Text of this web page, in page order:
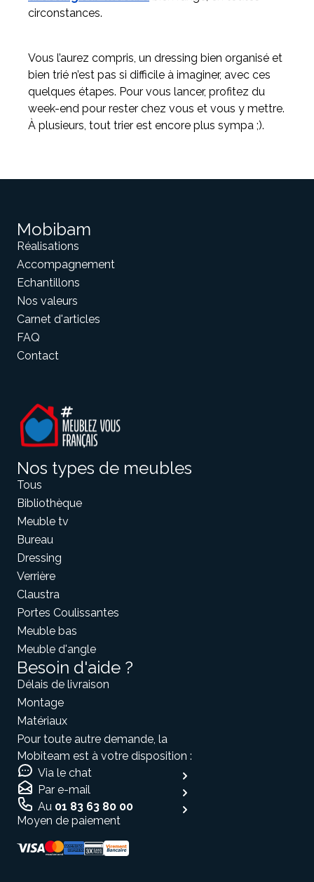
circonstances.
Vous l’aurez compris, un dressing bien organisé et
bien trié n’est pas si difficile à imaginer, avec ces
quelques étapes. Pour vous lancer, profitez du
week-end pour rester chez vous et vous y mettre.
À plusieurs, tout trier est encore plus sympa ;).
Mobibam
Réalisations
Accompagnement
Echantillons
Nos valeurs
Carnet d'articles
FAQ
Contact
Nos types de meubles
Tous
Bibliothèque
Meuble tv
Bureau
Dressing
Verrière
Claustra
Portes Coulissantes
Meuble bas
Meuble d'angle
Besoin d'aide ?
Délais de livraison
Montage
Matériaux
Pour toute autre demande, la
Mobiteam est à votre disposition :
Via le chat
Par e-mail
Au 01 83 63 80 00
Moyen de paiement